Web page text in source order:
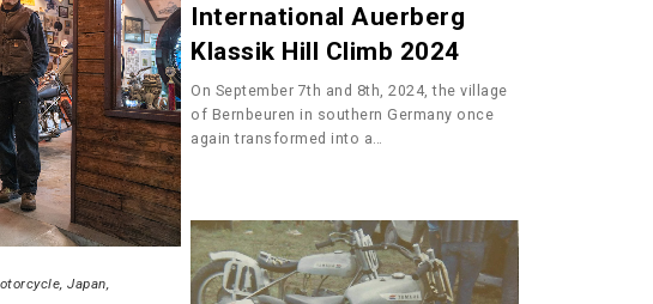
Japan
International Auerberg
Klassik Hill Climb 2024
On September 7th and 8th, 2024, the village
of Bernbeuren in southern Germany once
again transformed into a…